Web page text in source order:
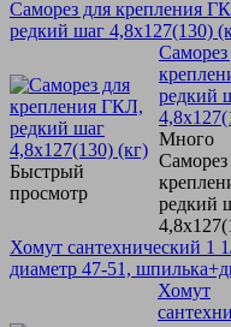
Саморез для крепления
редкий шаг 4,8х127(130)
Быстрый
просмотр
Саморез
редкий
Много
Саморез
редкий
Хомут сантехнический 1
диаметр 47-51,
Хомут